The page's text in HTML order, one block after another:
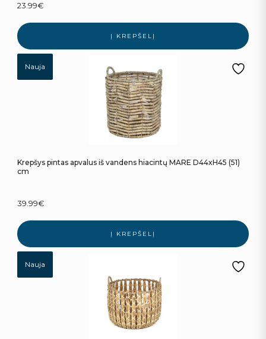
23.99€
Į KREPŠELĮ
Nauja
Krepšys pintas apvalus iš vandens hiacintų MARE D44xH45 (51)
cm
39.99€
Į KREPŠELĮ
Nauja